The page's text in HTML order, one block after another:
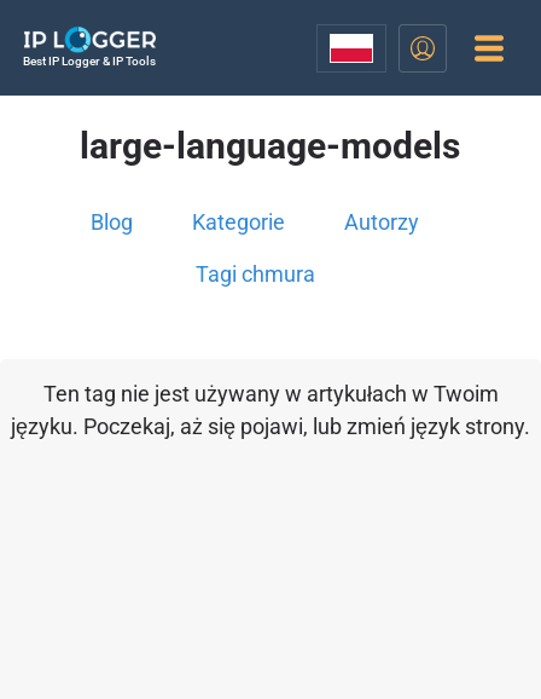
Best IP Logger & IP Tools
large-language-models
Blog Kategorie Autorzy
Tagi chmura